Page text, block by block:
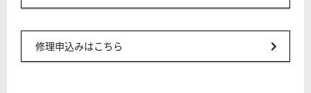
修理申込みはこちら